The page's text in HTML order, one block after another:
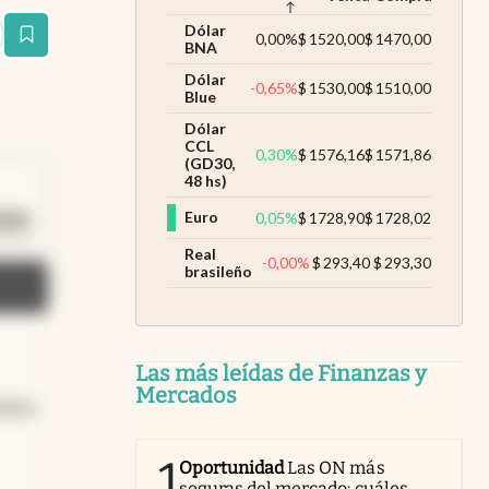
Duración: 42 segundos
Dólar
BNA
0,00%$ 1520,00$ 1470,00
Dólar
Blue
-0,65%$ 1530,00$ 1510,00
Dólar
CCL
(GD30,
48 hs)
0,30%$ 1576,16$ 1571,86
Euro 0,05%$ 1728,90$ 1728,02
Real
brasileño
-0,00%$ 293,40$ 293,30
Las más leídas de Finanzas y
Mercados
OportunidadLas ON más